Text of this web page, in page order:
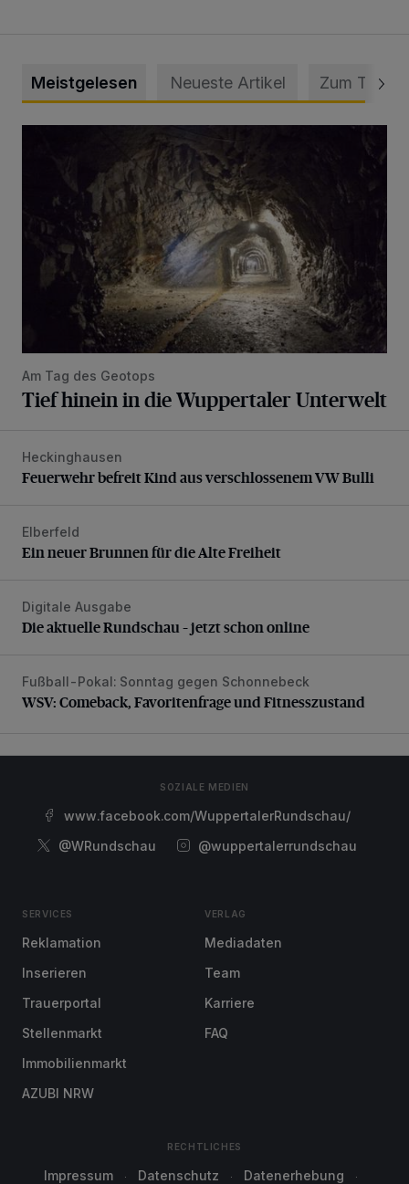
Meistgelesen Neueste Artikel Zum Thema
Am Tag des Geotops
Tief hinein in die Wuppertaler Unterwelt
Feuerwehr befreit Kind aus verschlossenem VW Bulli
Heckinghausen
Feuerwehr befreit Kind aus verschlossenem VW Bulli
Ein neuer Brunnen für die Alte Freiheit
Elberfeld
Ein neuer Brunnen für die Alte Freiheit
Die aktuelle Rundschau – jetzt schon online
Digitale Ausgabe
Die aktuelle Rundschau – jetzt schon online
WSV: Comeback, Favoritenfrage und Fitnesszustand
Fußball-Pokal: Sonntag gegen Schonnebeck
WSV: Comeback, Favoritenfrage und Fitnesszustand
SOZIALE MEDIEN
www.facebook.com/WuppertalerRundschau/
@WRundschau
@wuppertalerrundschau
SERVICES
Reklamation
Inserieren
Trauerportal
Stellenmarkt
Immobilienmarkt
AZUBI NRW
VERLAG
Mediadaten
Team
Karriere
FAQ
RECHTLICHES
Impressum Datenschutz Datenerhebung